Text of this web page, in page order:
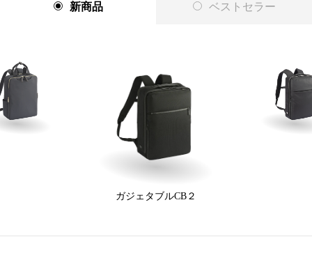
新商品 ベストセラー
ガジェタブルCB２